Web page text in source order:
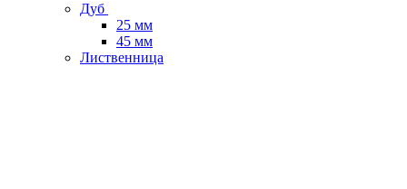
Дуб
25 мм
45 мм
Лиственница